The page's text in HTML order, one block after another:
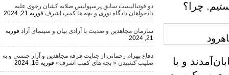
و با
دو فوتبالیست سابق پرسپولیس صلابه کشان رجوی علیه
دادخواهان دادگاه نوری و بچه ها کمپ اشرف فوریه 21, 2024
سازمان مجاهدین و ضدیت با آزادی بیان و سینمای آزاد فوریه
دفاع بهرام رحمانی از جنایت فرقه مجاهدین و آزار جنسی و به
صلیب کشیدن « بچه های کمپ اشرف» فوریه 16, 2024